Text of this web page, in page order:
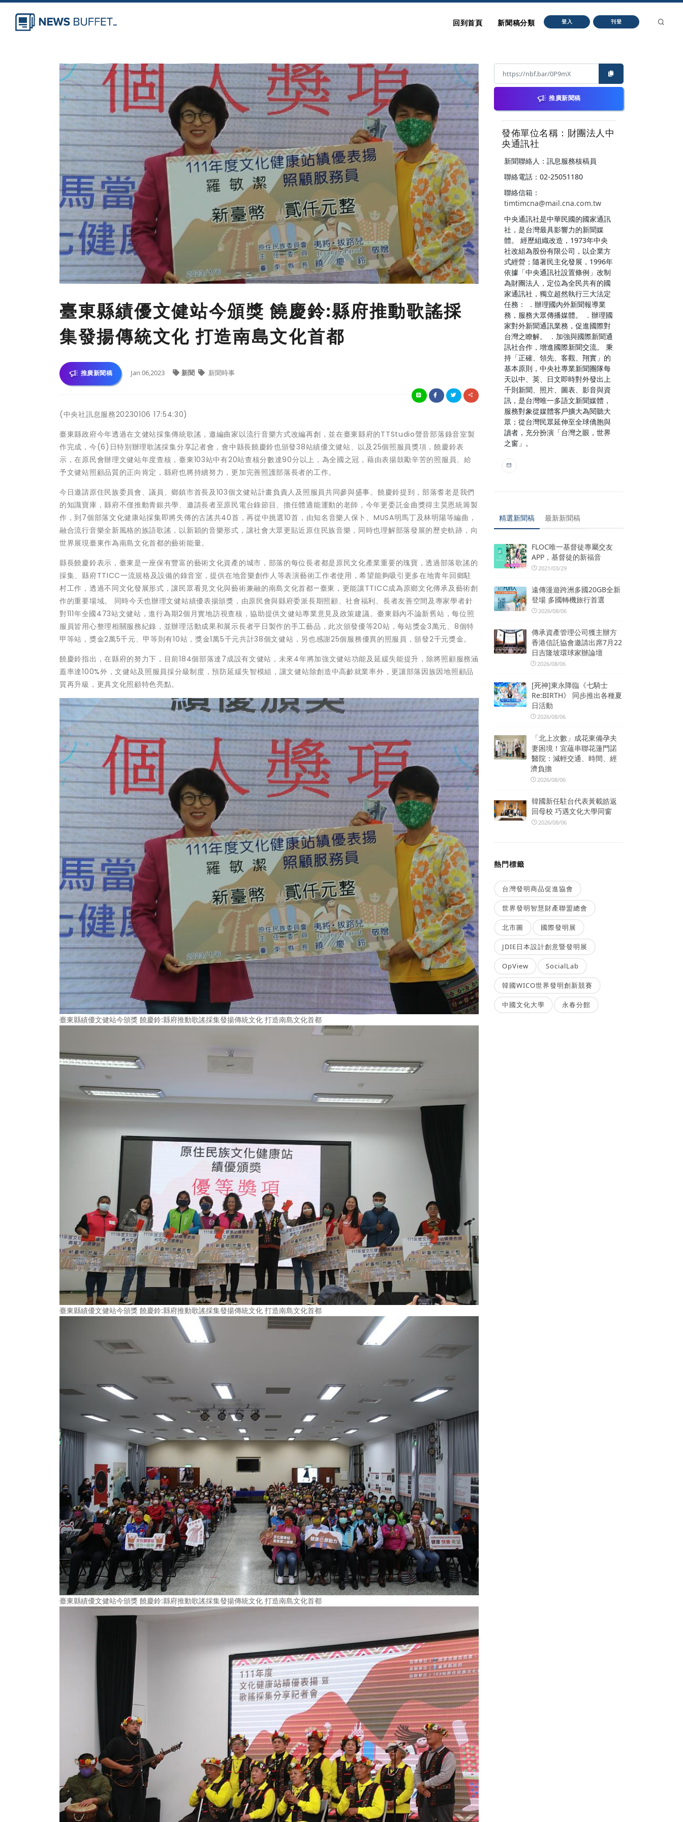
回到首頁 新聞稿分類 登入 刊登
臺東縣績優文健站今頒獎 饒慶鈴:縣府推動歌謠採
集發揚傳統文化 打造南島文化首都
推廣新聞稿 Jan 06,2023 新聞 新聞時事
(中央社訊息服務20230106 17:54:30)
臺東縣政府今年透過在文健站採集傳統歌謠，邀編曲家以流行音樂方式改編再創，並在臺東縣府的TTStudio聲音部落錄音室製
作完成，今(6)日特別辦理歌謠採集分享記者會，會中縣長饒慶鈴也頒發38站績優文健站、以及25個照服員獎項，饒慶鈴表
示，在原民會辦理文健站年度查核，臺東103站中有20站查核分數達90分以上，為全國之冠，藉由表揚鼓勵辛苦的照服員、給
予文健站照顧品質的正向肯定，縣府也將持續努力，更加完善照護部落長者的工作。
今日邀請原住民族委員會、議員、鄉鎮市首長及103個文健站計畫負責人及照服員共同參與盛事。饒慶鈴提到，部落耆老是我們
的知識寶庫，縣府不僅推動青銀共學、邀請長者至原民電台錄節目、擔任體適能運動的老師，今年更委託金曲獎得主昊恩統籌製
作，到7個部落文化健康站採集即將失傳的古謠共40首，再從中挑選10首，由知名音樂人保卜、MUSA明馬丁及林明陽等編曲，
融合流行音樂全新風格的族語歌謠，以新穎的音樂形式，讓社會大眾更貼近原住民族音樂，同時也理解部落發展的歷史軌跡，向
世界展現臺東作為南島文化首都的藝術能量。
縣長饒慶鈴表示，臺東是一座保有豐富的藝術文化資產的城市，部落的每位長者都是原民文化產業重要的瑰寶，透過部落歌謠的
採集、縣府TTICC一流規格及設備的錄音室，提供在地音樂創作人等表演藝術工作者使用，希望能夠吸引更多在地青年回鄉駐
村工作，透過不同文化發展形式，讓民眾看見文化與藝術兼融的南島文化首都—臺東，更能讓TTICC成為原鄉文化傳承及藝術創
作的重要場域。 同時今天也辦理文健站績優表揚頒獎，由原民會與縣府委派長期照顧、社會福利、長者友善空間及專家學者針
對111年全國473站文健站，進行為期2個月實地訪視查核，協助提供文健站專業意見及政策建議。臺東縣內不論新舊站，每位照
服員皆用心整理相關服務紀錄，並辦理活動成果和展示長者平日製作的手工藝品，此次頒發優等20站，每站獎金3萬元、8個特
甲等站，獎金2萬5千元、甲等則有10站，獎金1萬5千元共計38個文健站，另也感謝25個服務優異的照服員，頒發2千元獎金。
饒慶鈴指出，在縣府的努力下，目前184個部落達7成設有文健站，未來4年將加強文健站功能及延緩失能提升，除將照顧服務涵
蓋率達100%外，文健站及照服員採分級制度，預防延緩失智模組，讓文健站除創造中高齡就業率外，更讓部落因族因地照顧品
質再升級，更具文化照顧特色亮點。
臺東縣績優文健站今頒獎 饒慶鈴:縣府推動歌謠採集發揚傳統文化 打造南島文化首都
臺東縣績優文健站今頒獎 饒慶鈴:縣府推動歌謠採集發揚傳統文化 打造南島文化首都
臺東縣績優文健站今頒獎 饒慶鈴:縣府推動歌謠採集發揚傳統文化 打造南島文化首都
推廣新聞稿
發佈單位名稱：財團法人中
央通訊社
新聞聯絡人：訊息服務核稿員
聯絡電話：02-25051180
聯絡信箱：
timtimcna@mail.cna.com.tw
中央通訊社是中華民國的國家通訊
社，是台灣最具影響力的新聞媒
體。 經歷組織改造，1973年中央
社改組為股份有限公司，以企業方
式經營；隨著民主化發展，1996年
依據「中央通訊社設置條例」改制
為財團法人，定位為全民共有的國
家通訊社，獨立超然執行三大法定
任務： ．辦理國內外新聞報導業
務，服務大眾傳播媒體。 ．辦理國
家對外新聞通訊業務，促進國際對
台灣之瞭解。 ．加強與國際新聞通
訊社合作，增進國際新聞交流。 秉
持「正確、領先、客觀、翔實」的
基本原則，中央社專業新聞團隊每
天以中、英、日文即時對外發出上
千則新聞、照片、圖表、影音與資
訊，是台灣唯一多語文新聞媒體，
服務對象從媒體客戶擴大為閱聽大
眾；從台灣民眾延伸至全球僑胞與
讀者，充分扮演「台灣之眼，世界
之窗」。
精選新聞稿 最新新聞稿
FLOC唯一基督徒專屬交友
APP，基督徒的新福音
2021/03/29
遠傳漫遊跨洲多國20GB全新
登場 多國轉機旅行首選
2026/08/06
傳承資產管理公司獲主辦方
香港信託協會邀請出席7月22
日吉隆坡環球家辦論壇
2026/08/06
[死神]東永降臨《七騎士
Re:BIRTH》 同步推出各種夏
日活動
2026/08/06
「北上次數」成花東備孕夫
妻困境！宜蘊串聯花蓮門諾
醫院：減輕交通、時間、經
濟負擔
2026/08/06
韓國新任駐台代表黃載皓返
回母校 巧遇文化大學同窗
2026/08/06
熱門標籤
台灣發明商品促進協會
世界發明智慧財產聯盟總會
北市圖 國際發明展
JDIE日本設計創意暨發明展
OpView SocialLab
韓國WICO世界發明創新競賽
中國文化大學 永春分館